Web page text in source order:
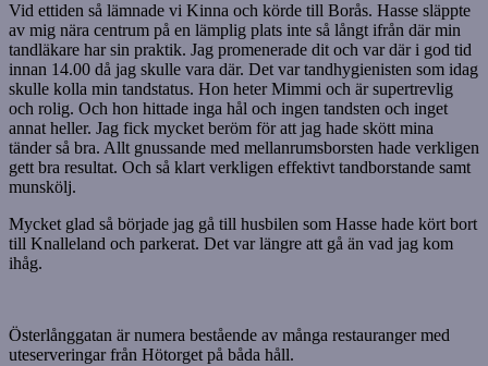
Vid ettiden så lämnade vi Kinna och körde till Borås. Hasse släppte
av mig nära centrum på en lämplig plats inte så långt ifrån där min
tandläkare har sin praktik. Jag promenerade dit och var där i god tid
innan 14.00 då jag skulle vara där. Det var tandhygienisten som idag
skulle kolla min tandstatus. Hon heter Mimmi och är supertrevlig
och rolig. Och hon hittade inga hål och ingen tandsten och inget
annat heller. Jag fick mycket beröm för att jag hade skött mina
tänder så bra. Allt gnussande med mellanrumsborsten hade verkligen
gett bra resultat. Och så klart verkligen effektivt tandborstande samt
munskölj.
Mycket glad så började jag gå till husbilen som Hasse hade kört bort
till Knalleland och parkerat. Det var längre att gå än vad jag kom
ihåg.
Österlånggatan är numera bestående av många restauranger med
uteserveringar från Hötorget på båda håll.